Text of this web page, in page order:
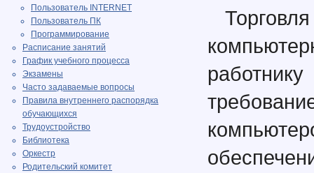
Пользователь INTERNET
Пользователь ПК
Программирование
Расписание занятий
График учебного процесса
Экзамены
Часто задаваемые вопросы
Правила внутреннего распорядка
обучающихся
Трудоустройство
Библиотека
Оркестр
Родительский комитет